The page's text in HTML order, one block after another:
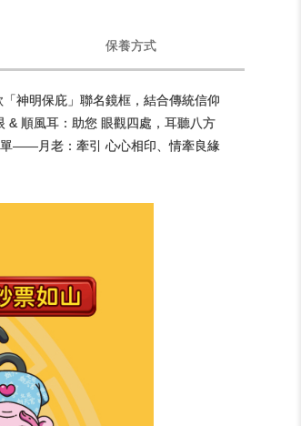
保養方式
神明保庇」聯名鏡框，結合傳統信仰
順風耳：助您 眼觀四處，耳聽八方
——月老：牽引 心心相印、情牽良緣